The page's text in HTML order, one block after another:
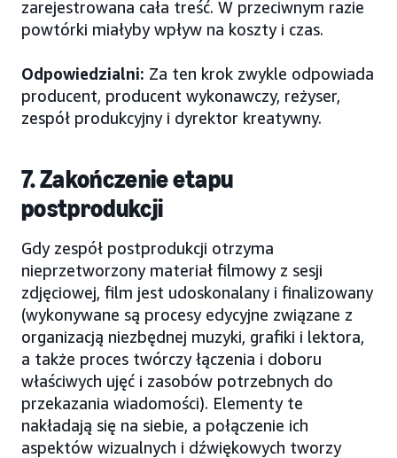
zarejestrowana cała treść. W przeciwnym razie
powtórki miałyby wpływ na koszty i czas.
Odpowiedzialni: Za ten krok zwykle odpowiada
producent, producent wykonawczy, reżyser,
zespół produkcyjny i dyrektor kreatywny.
7. Zakończenie etapu
postprodukcji
Gdy zespół postprodukcji otrzyma
nieprzetworzony materiał filmowy z sesji
zdjęciowej, film jest udoskonalany i finalizowany
(wykonywane są procesy edycyjne związane z
organizacją niezbędnej muzyki, grafiki i lektora,
a także proces twórczy łączenia i doboru
właściwych ujęć i zasobów potrzebnych do
przekazania wiadomości). Elementy te
nakładają się na siebie, a połączenie ich
aspektów wizualnych i dźwiękowych tworzy